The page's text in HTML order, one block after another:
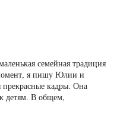
семейная традиция
я пишу Юлии и
прекрасные кадры. Она
детям. В общем,